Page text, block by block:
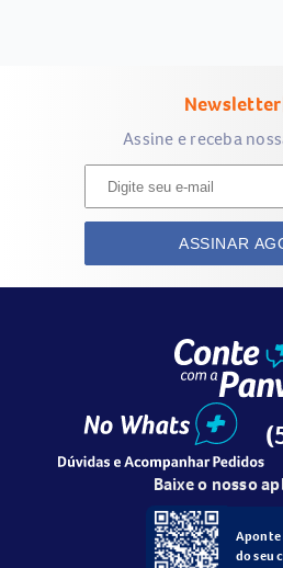
Newsletter
Assine e receba
ASSINAR
Baixe o nosso
Aponte
do seu